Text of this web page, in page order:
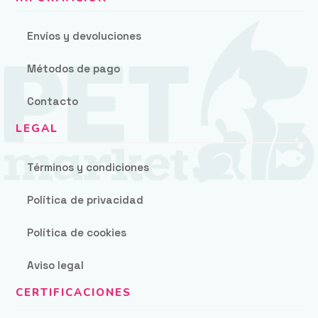
Envíos y devoluciones
Métodos de pago
Contacto
Términos y condiciones
Política de privacidad
Política de cookies
Aviso legal